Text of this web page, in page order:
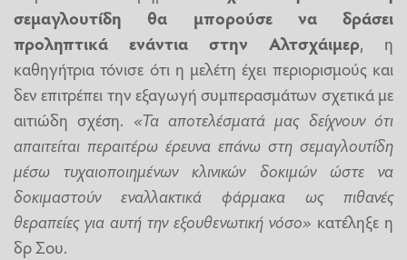
σεμαγλουτίδη θα μπορούσε να δράσει
προληπτικά ενάντια στην Αλτσχάιμερ, η
καθηγήτρια τόνισε ότι η μελέτη έχει περιορισμούς και
δεν επιτρέπει την εξαγωγή συμπερασμάτων σχετικά με
αιτιώδη σχέση. «Τα αποτελέσματά μας δείχνουν ότι
απαιτείται περαιτέρω έρευνα επάνω στη σεμαγλουτίδη
μέσω τυχαιοποιημένων κλινικών δοκιμών ώστε να
δοκιμαστούν εναλλακτικά φάρμακα ως πιθανές
θεραπείες για αυτή την εξουθενωτική νόσο» κατέληξε η
δρ Σου.